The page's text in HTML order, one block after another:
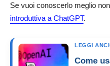
Se vuoi conoscerlo meglio
introduttiva a ChatGPT.
LEGGI
Come